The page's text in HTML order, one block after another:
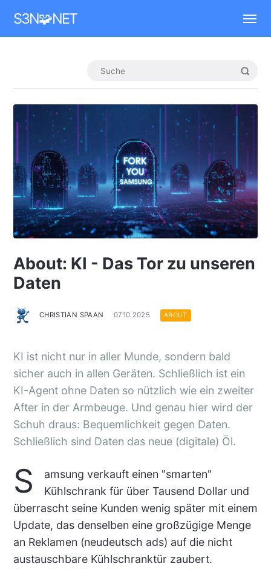
S3N🧩NET
About: KI - Das Tor zu unseren
Daten
CHRISTIAN SPAAN 07.10.2025 ABOUT
KI ist nicht nur in aller Munde, sondern bald
sicher auch in allen Geräten. Schließlich ist ein
KI-Agent ohne Daten so nützlich wie ein zweiter
After in der Armbeuge. Und genau hier wird der
Schuh draus: Bequemlichkeit gegen Daten.
Schließlich sind Daten das neue (digitale) Öl.
S
amsung verkauft einen "smarten"
Kühlschrank für über Tausend Dollar und
überrascht seine Kunden wenig später mit einem
Update, das denselben eine großzügige Menge
an Reklamen (neudeutsch ads) auf die nicht
austauschbare Kühlschranktür zaubert.